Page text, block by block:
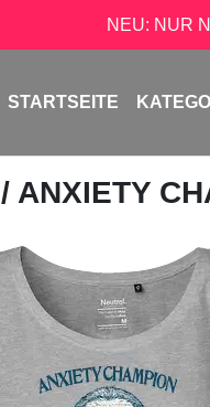
NEU: NUR
STARTSEITE
/ ANXIETY